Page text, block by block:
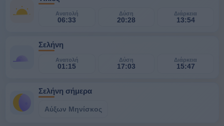
Ανατολή
06:33
Δύση
20:28
Διάρκεια
13:54
Σελήνη
Ανατολή
01:15
Δύση
17:03
Διάρκεια
15:47
Σελήνη σήμερα
Αύξων Μηνίσκος